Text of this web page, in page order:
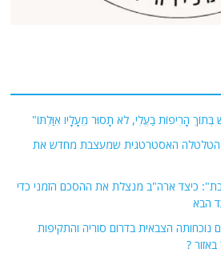
הָרִיפוֹת בַּעֱלִי, לֹא תָסוּר מֵעָלָיו אִוַּלְתּוֹ"
ל-8,000 טילים: הטלטלה האסטרטגית שמעצבת מחדש את
כיצד ארה"ב מנצלת את ההסכם הזמני כדי
הבא
הצבאית בדרום סוריה והתקיפות
?